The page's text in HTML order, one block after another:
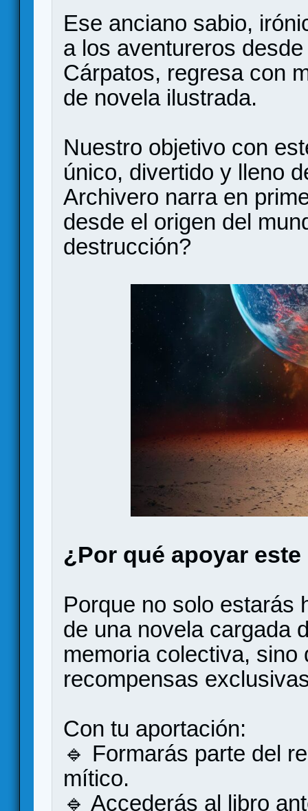
Ese anciano sabio,
a los aventureros
Cárpatos, regresa con
de novela ilustrada.
Nuestro objetivo con
único, divertido y lleno
Archivero narra en
desde el origen del
destrucción?
¿Por qué apoyar
Porque no solo estarás
de una novela cargada
memoria colectiva, sino
recompensas
Con tu aportación:
🔹 Formarás parte del
mítico.
🔹 Accederás al libro